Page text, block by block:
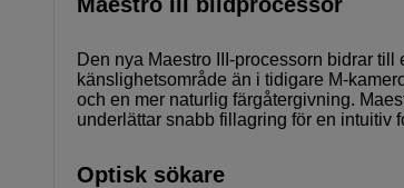
Den nya Maestro III-processorn bidrar
känslighetsområde än i tidigare M-
och en mer naturlig färgåtergivning.
underlättar snabb fillagring för en intuitiv
Optisk sökare